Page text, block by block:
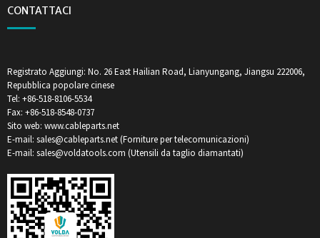
CONTATTACI
Registrato Aggiungi: No. 26 East Hailian Road, Lianyungang, Jiangsu 222006,
Repubblica popolare cinese
Tel: +86-518-8106-5534
Fax: +86-518-8548-0737
Sito web: www.cableparts.net
E-mail: sales@cableparts.net (Forniture per telecomunicazioni)
E-mail: sales@voldatools.com (Utensili da taglio diamantati)